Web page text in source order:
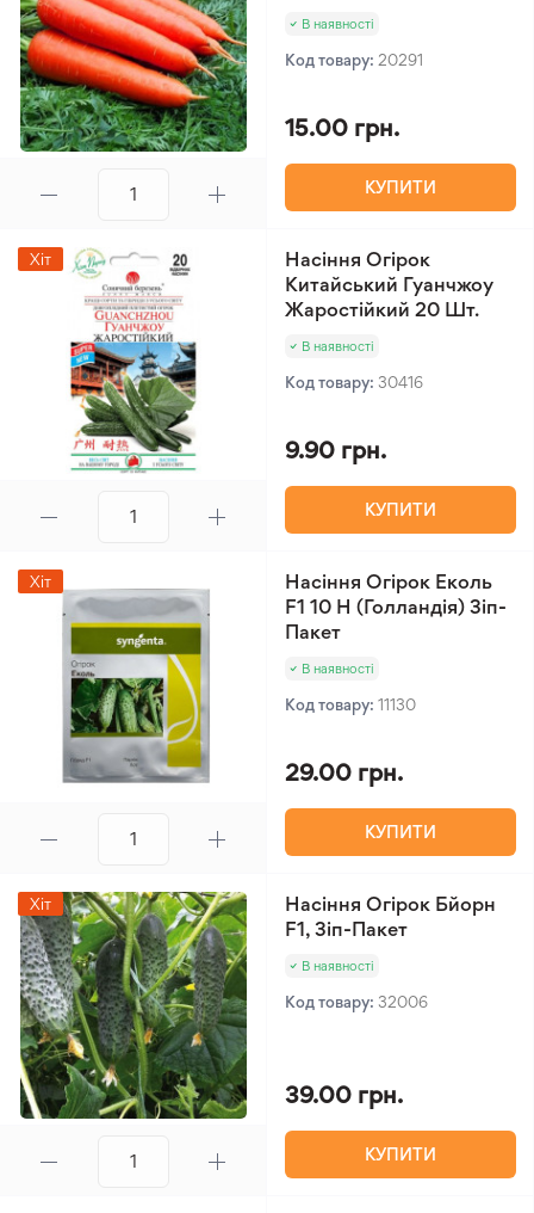
В наявності
Код товару: 20291
15.00 грн.
КУПИТИ
Хіт
Насіння Огірок
Китайський Гуанчжоу
Жаростійкий 20 Шт.
В наявності
Код товару: 30416
9.90 грн.
КУПИТИ
Хіт
Насіння Огірок Еколь
F1 10 Н (Голландія) Зіп-
Пакет
В наявності
Код товару: 11130
29.00 грн.
КУПИТИ
Хіт
Насіння Огірок Бйорн
F1, Зіп-Пакет
В наявності
Код товару: 32006
39.00 грн.
КУПИТИ